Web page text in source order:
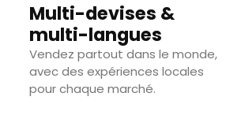
Multi-devises &
multi-langues
Vendez partout dans le monde,
avec des expériences locales
pour chaque marché.